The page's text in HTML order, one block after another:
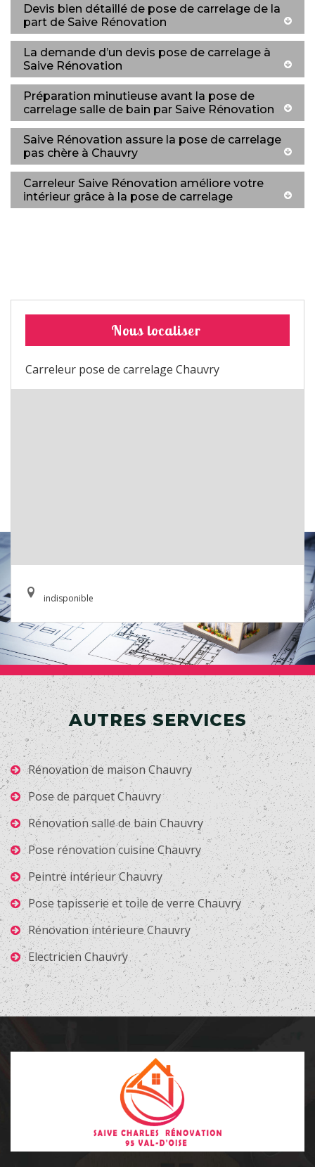
Devis bien détaillé de pose de carrelage de la
part de Saive Rénovation
La demande d’un devis pose de carrelage à
Saive Rénovation
Préparation minutieuse avant la pose de
carrelage salle de bain par Saive Rénovation
Saive Rénovation assure la pose de carrelage
pas chère à Chauvry
Carreleur Saive Rénovation améliore votre
intérieur grâce à la pose de carrelage
Nous localiser
Carreleur pose de carrelage Chauvry
indisponible
AUTRES SERVICES
Rénovation de maison Chauvry
Pose de parquet Chauvry
Rénovation salle de bain Chauvry
Pose rénovation cuisine Chauvry
Peintre intérieur Chauvry
Pose tapisserie et toile de verre Chauvry
Rénovation intérieure Chauvry
Electricien Chauvry